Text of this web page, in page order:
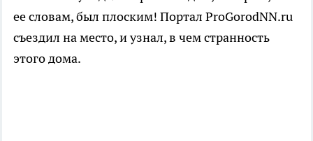
ее словам, был плоским! Портал ProGorodNN.ru
съездил на место, и узнал, в чем странность
этого дома.